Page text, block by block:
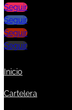
Seguir
Seguir
Seguir
Seguir
Inicio
Cartelera